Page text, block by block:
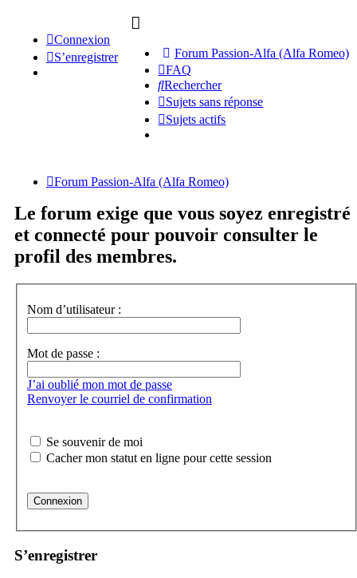
Forum Passion-Alfa (Alfa Romeo)
FAQ
Rechercher
Sujets sans réponse
Sujets actifs
Connexion
S’enregistrer
Forum Passion-Alfa (Alfa Romeo)
Le forum exige que vous soyez enregistré
et connecté pour pouvoir consulter le
profil des membres.
Nom d’utilisateur :
Mot de passe :
J’ai oublié mon mot de passe
Renvoyer le courriel de confirmation
Se souvenir de moi
Cacher mon statut en ligne pour cette session
S’enregistrer